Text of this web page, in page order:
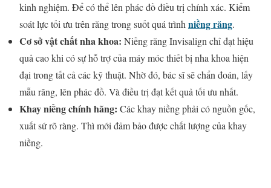
kinh nghiệm. Để có thể lên phác đồ điều trị chính xác. Kiểm
soát lực tối ưu trên răng trong suốt quá trìnhniềng răng.
Cơ sở vật chất nha khoa: Niềng răng Invisalign chỉ đạt hiệu
quả cao khi có sự hỗ trợ của máy móc thiết bị nha khoa hiện
đại trong tất cả các kỹ thuật. Nhờ đó, bác sĩ sẽ chẩn đoán, lấy
mẫu răng, lên phác đồ. Và điều trị đạt kết quả tối ưu nhất.
Khay niềng chính hãng: Các khay niềng phải có nguồn gốc,
xuất sứ rõ ràng. Thì mới đảm bảo được chất lượng của khay
niềng.